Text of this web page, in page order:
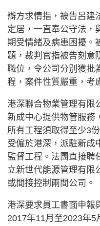
辯方求情指，被告呂建
定居，一直奉公守法，
期受情緒及病患困擾。
題，裁判官指被告刻意
職位，令公司分別獲批
程，案件性質嚴重，考
港深聯合物業管理有限
新成中心提供物管服務
所有工程須取得至少3
受僱於港深，派駐新成
監督工程。法團直接聘
立新世代能源管理有限
或間接控制兩間公司。
港深要求員工書面申報
2017年11月至2023年5